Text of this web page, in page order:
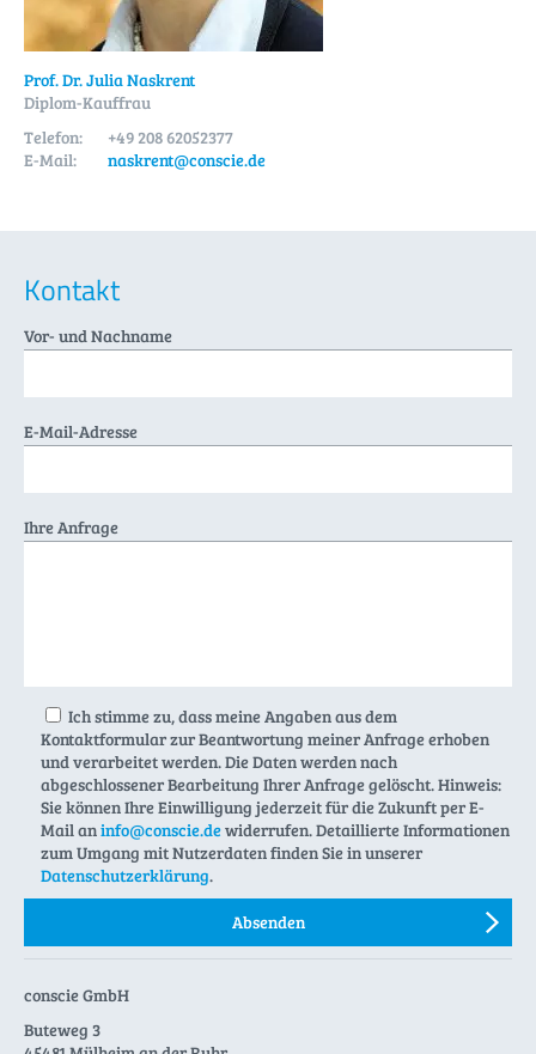
Prof. Dr. Julia Naskrent
Diplom-Kauffrau
Telefon:
+49 208 62052377
E-Mail:
naskrent@conscie.de
Kontakt
Vor- und Nachname
E-Mail-Adresse
Ihre Anfrage
Ich stimme zu, dass meine Angaben aus dem
Kontaktformular zur Beantwortung meiner Anfrage erhoben
und verarbeitet werden. Die Daten werden nach
abgeschlossener Bearbeitung Ihrer Anfrage gelöscht. Hinweis:
Sie können Ihre Einwilligung jederzeit für die Zukunft per E-
Mail aninfo@conscie.dewiderrufen. Detaillierte Informationen
zum Umgang mit Nutzerdaten finden Sie in unserer
Datenschutzerklärung.
conscie GmbH
Buteweg 3